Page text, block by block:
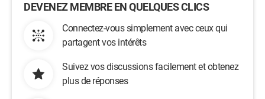
DEVENEZ MEMBRE EN QUELQUES CLICS
Connectez-vous simplement avec ceux qui
partagent vos intérêts
Suivez vos discussions facilement et obtenez
plus de réponses